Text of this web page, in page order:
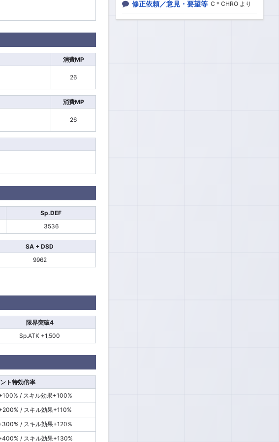
消費MP
26
消費MP
26
Sp.DEF
3536
SA + DSD
9962
限界突破4
Sp.ATK +1,500
ト特効倍率
/ スキル効果+100%
/ スキル効果+110%
/ スキル効果+120%
/ スキル効果+130%
修正依頼／意見・要望等 C＊CHRO より